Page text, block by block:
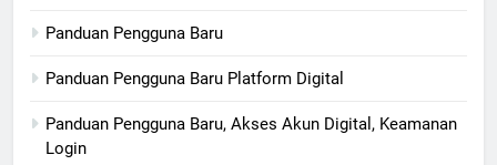
Panduan Pengguna Baru
Panduan Pengguna Baru Platform Digital
Panduan Pengguna Baru, Akses Akun Digital, Keamanan
Login